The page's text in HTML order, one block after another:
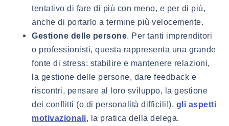
tentativo di fare di più con meno, e per di più,
anche di portarlo a termine più velocemente.
Gestione delle persone. Per tanti imprenditori
o professionisti, questa rappresenta una grande
fonte di stress: stabilire e mantenere relazioni,
la gestione delle persone, dare feedback e
riscontri, pensare al loro sviluppo, la gestione
dei conflitti (o di personalità difficili!), gli aspetti
motivazionali, la pratica della delega.